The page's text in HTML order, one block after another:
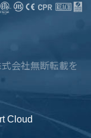
会社無断転載を
Cloud